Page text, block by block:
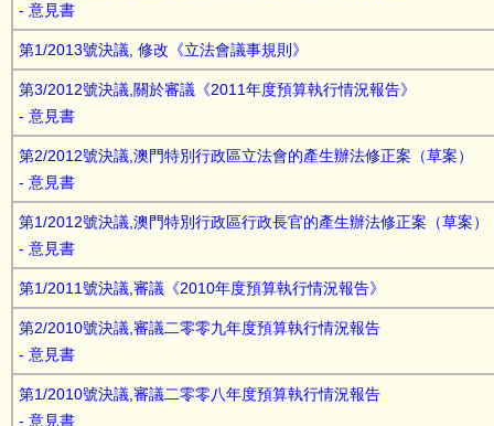
意見書
第1/2013號決議, 修改《立法會議事規則》
第3/2012號決議,關於審議《2011年度預算執行情況報告》
意見書
第2/2012號決議,澳門特別行政區立法會的產生辦法修正案（草案）
意見書
第1/2012號決議,澳門特別行政區行政長官的產生辦法修正案（草案）
意見書
第1/2011號決議,審議《2010年度預算執行情況報告》
第2/2010號決議,審議二零零九年度預算執行情況報告
意見書
第1/2010號決議,審議二零零八年度預算執行情況報告
意見書